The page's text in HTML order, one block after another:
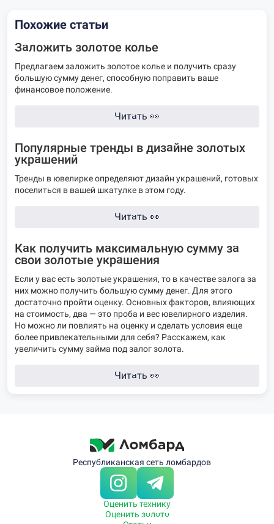
Похожие статьи
Заложить золотое колье
Предлагаем заложить золотое колье и получить сразу
большую сумму денег, способную поправить ваше
финансовое положение.
Читать 👀
Популярные тренды в дизайне золотых
украшений
Тренды в ювелирке определяют дизайн украшений, готовых
поселиться в вашей шкатулке в этом году.
Читать 👀
Как получить максимальную сумму за
свои золотые украшения
Если у вас есть золотые украшения, то в качестве залога за
них можно получить большую сумму денег. Для этого
достаточно пройти оценку. Основных факторов, влияющих
на стоимость, два — это проба и вес ювелирного изделия.
Но можно ли повлиять на оценку и сделать условия еще
более привлекательными для себя? Расскажем, как
увеличить суммузайма под залог золота.
Читать 👀
Республиканская сеть ломбардов
Оценить технику
Оценить золото